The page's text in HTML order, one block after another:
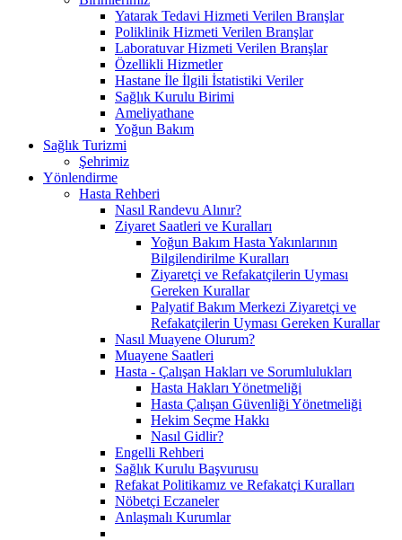
Yatarak Tedavi Hizmeti Verilen Branşlar
Poliklinik Hizmeti Verilen Branşlar
Laboratuvar Hizmeti Verilen Branşlar
Özellikli Hizmetler
Hastane İle İlgili İstatistiki Veriler
Sağlık Kurulu Birimi
Ameliyathane
Yoğun Bakım
Sağlık Turizmi
Şehrimiz
Yönlendirme
Hasta Rehberi
Nasıl Randevu Alınır?
Ziyaret Saatleri ve Kuralları
Yoğun Bakım Hasta Yakınlarının
Bilgilendirilme Kuralları
Ziyaretçi ve Refakatçilerin Uyması
Gereken Kurallar
Palyatif Bakım Merkezi Ziyaretçi ve
Refakatçilerin Uyması Gereken Kurallar
Nasıl Muayene Olurum?
Muayene Saatleri
Hasta - Çalışan Hakları ve Sorumlulukları
Hasta Hakları Yönetmeliği
Hasta Çalışan Güvenliği Yönetmeliği
Hekim Seçme Hakkı
Nasıl Gidlir?
Engelli Rehberi
Sağlık Kurulu Başvurusu
Refakat Politikamız ve Refakatçi Kuralları
Nöbetçi Eczaneler
Anlaşmalı Kurumlar